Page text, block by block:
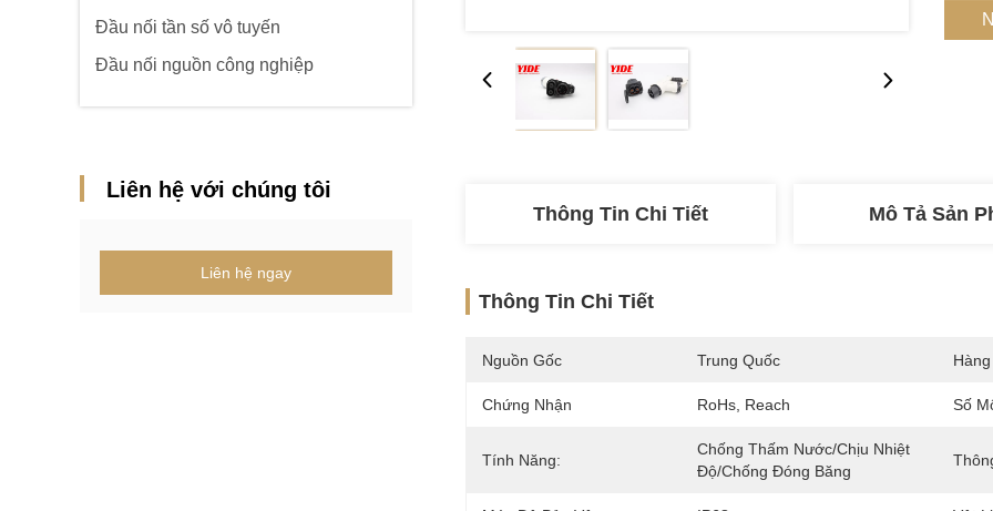
Đầu nối tần số vô tuyến
Đầu nối nguồn công nghiệp
Liên hệ với chúng tôi
Liên hệ ngay
Thông Tin Chi Tiết Mô Tả Sản
Thông Tin Chi Tiết
Nguồn Gốc Trung Quốc
Chứng Nhận RoHs, Reach Số
Tính Năng:
Chống Thấm Nước/chịu Nhiệt
Độ/chống Đóng Băng